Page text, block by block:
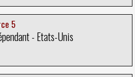
5
- Etats-Unis